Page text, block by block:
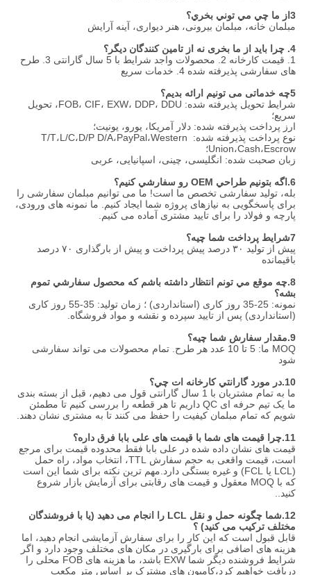
3از ما چي مي توني بخري؟
مبلمان خانه، مبلمان بیرونی، هنر دیواری، آینه آرایش
4. چرا باید از ما بخری نه از تامین کنندگان دیگر؟
های سفارشی پذیرفته شده 4. خدمات سریع
5چه خدماتی می تونیم ارائه بدیم؟
سریع؛
ارز پرداخت پذیرفته شده: دلار آمریکا، یورو، یونیت؛
نوع پرداخت پذیرفته شده: T/T،L/C،D/P D/A،PayPal،Western
Union،Cash،Escrow؛
زبان صحبت شده: انگلیسی، چینی، اسپانیایی، عربی
6. اگه بتونيم طراحي OEM رو سفارشي کنيم؟
پارچه و فولاد را برای تایید مشتری آماده می کنیم.
7شرایط پرداخت شما چيه؟
پیش از تولید ۳۰ درصد پیش پرداخت و پیش از بارگذاری ۷۰ درصد
باقیمانده
8.
بشه؟
(استانداردی) پس از تایید سپرده و نقشه و مواد فروشگاه.
9. مقدار سفارش شما چيه؟
شود
10. در مورد گارانتي کارخانه ات چي؟
شویم که تمام مبلمان کیفیت را حفظ می کنند تا به مشتری نشان دهند.
11. چرا قیمت های شما با قیمت های علی بابا فرق داره؟
قیمت های نشان داده شده در علی بابا فقط محدوده قیمت برای مرجع
که با MOQ معقول و قیمت های رقابتی برای آزمایش بازار شروع
کنید..
12.
مختلف ترکیب می کنید) ؟